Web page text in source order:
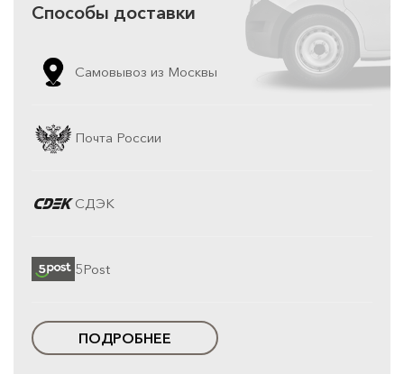
Способы доставки
Самовывоз из Москвы
Почта России
СДЭК
5Post
ПОДРОБНЕЕ